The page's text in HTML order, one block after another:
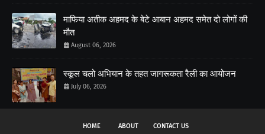
माफिया अतीक अहमद के बेटे आबान अहमद समेत दो लोगों की
मौत
August 06, 2026
स्कूल चलो अभियान के तहत जागरूकता रैली का आयोजन
July 06, 2026
HOME ABOUT CONTACT US